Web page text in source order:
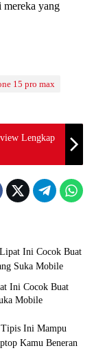
yang
15 pro max
Lengkap
Ini Cocok Buat
Mobile